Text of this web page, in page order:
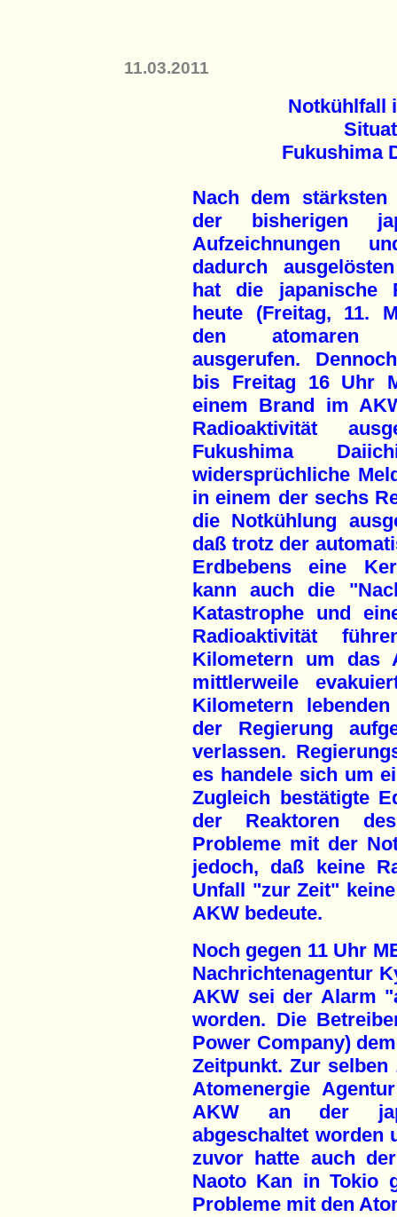
11.03.2011
Notkühlfall
Fukushima
Nach dem stärksten
der bisherigen
Aufzeichnungen
dadurch
hat die japanische
heute (Freitag, 11.
den atomaren
ausgerufen.
bis Freitag 16 Uhr
einem Brand im
Radioaktivität
Fukushima
widersprüchliche
in einem der sechs
die Notkühlung
daß trotz der
Erdbebens eine
kann auch die
Katastrophe und
Radioaktivität
Kilometern um das
mittlerweile
Kilometern
der Regierung
verlassen.
es handele sich um
Zugleich bestätigte
der Reaktoren
Probleme mit der
jedoch, daß keine
Unfall "zur Zeit"
AKW bedeute.
Noch gegen 11 Uhr
Nachrichtenagentur
AKW sei der Alarm
worden. Die
Power Company)
Zeitpunkt. Zur
Atomenergie
AKW an der
abgeschaltet worden
zuvor hatte auch
Naoto Kan in Tokio
Probleme mit den